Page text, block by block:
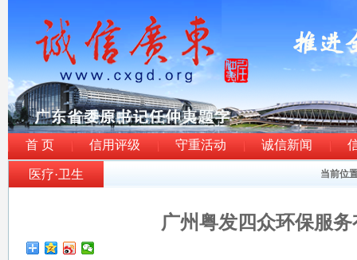
首 页 信用评级 守重活动 诚信新闻
医疗·卫生 当前位
广州粤发四众环保服